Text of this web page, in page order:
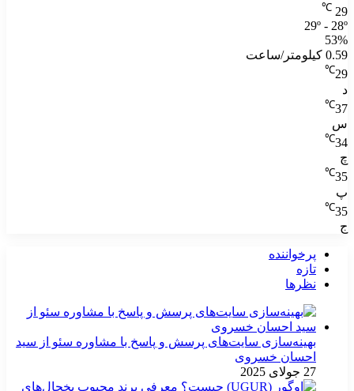
29
℃
29º - 28º
53%
0.59 کیلومتر/ساعت
29
℃
د
37
℃
س
34
℃
چ
35
℃
پ
35
℃
ج
پرخواننده
تازه
نظرها
بهینه‌سازی سایت‌های پرسش و پاسخ با مشاوره سئو از سید
احسان خسروی
27 جولای 2025